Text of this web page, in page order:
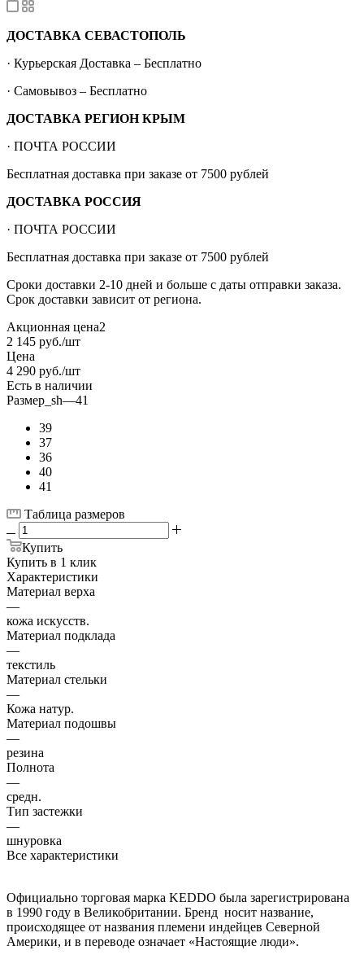
ДОСТАВКА СЕВАСТОПОЛЬ
· Курьерская Доставка – Бесплатно
· Самовывоз – Бесплатно
ДОСТАВКА РЕГИОН КРЫМ
· ПОЧТА РОССИИ
Бесплатная доставка при заказе от 7500 рублей
ДОСТАВКА РОССИЯ
· ПОЧТА РОССИИ
Бесплатная доставка при заказе от 7500 рублей
Сроки доставки 2-10 дней и больше с даты отправки заказа.
Срок доставки зависит от региона.
Акционная цена2
2 145 руб./шт
Цена
4 290 руб./шт
Есть в наличии
Размер_sh—41
39
37
36
40
41
Таблица размеров
Купить
Купить в 1 клик
Характеристики
Материал верха
—
кожа искусств.
Материал подклада
—
текстиль
Материал стельки
—
Кожа натур.
Материал подошвы
—
резина
Полнота
—
средн.
Тип застежки
—
шнуровка
Все характеристики
Официально торговая марка KEDDO была зарегистрирована
в 1990 году в Великобритании. Бренд носит название,
происходящее от названия племени индейцев Северной
Америки, и в переводе означает «Настоящие люди».